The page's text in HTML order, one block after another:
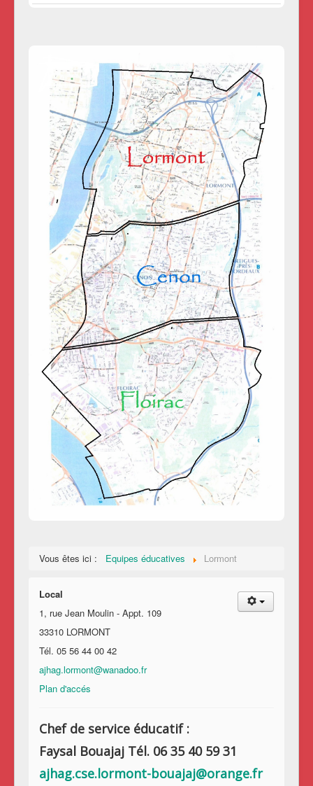
Vous êtes ici : Equipes éducatives Lormont
Local
1, rue Jean Moulin - Appt. 109
33310 LORMONT
Tél. 05 56 44 00 42
ajhag.lormont@wanadoo.fr
Plan d'accés
Chef de service éducatif :
Faysal Bouajaj Tél. 06 35 40 59 31
ajhag.cse.lormont-bouajaj@orange.fr